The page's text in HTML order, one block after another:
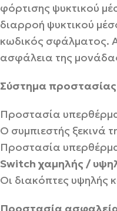
φόρτισης ψυκτικού
διαρροή ψυκτικού
κωδικός σφάλματος.
ασφάλεια της
Σύστημα
Προστασία
Ο συμπιεστής ξεκινά
Προστασία
Switch χαμηλής /
Οι διακόπτες υψηλής